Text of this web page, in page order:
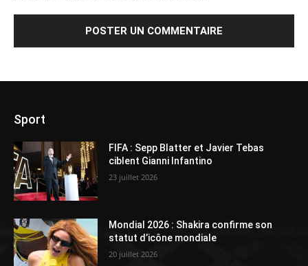
Sport
FIFA : Sepp Blatter et Javier Tebas
ciblent Gianni Infantino
23 juillet 2026
Mondial 2026 : Shakira confirme son
statut d’icône mondiale
20 juillet 2026